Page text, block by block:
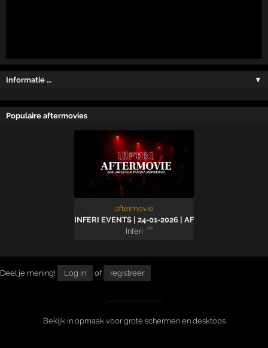
Informatie … ▼
Populaire aftermovies
aftermovie
INFERI EVENTS | 24-01-2026 | AFTERMOVIE
Inferi
'26
Deel je mening! Log in of registreer
Bekijk in opmaak voor grote schermen en desktops